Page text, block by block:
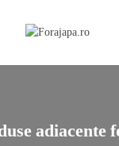
adiacente